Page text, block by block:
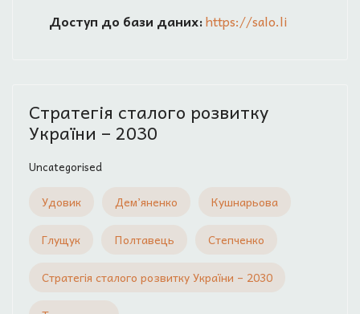
Доступ до бази даних:https://salo.li
Стратегія сталого розвитку
України – 2030
Uncategorised
Удовик Дем’яненко Кушнарьова
Глущук Полтавець Степченко
Стратегія сталого розвитку України – 2030